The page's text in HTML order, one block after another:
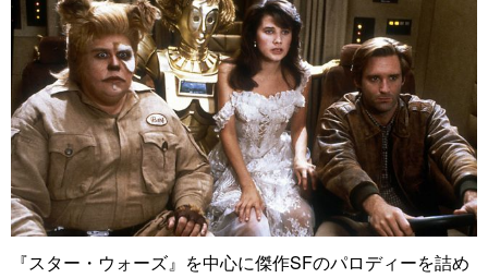
『スター・ウォーズ』を中心に傑作SFのパロディーを詰め